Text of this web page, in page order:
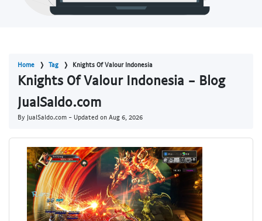
Home Tag Knights Of Valour Indonesia
Knights Of Valour Indonesia - Blog
JualSaldo.com
By JualSaldo.com - Updated on Aug 6, 2026